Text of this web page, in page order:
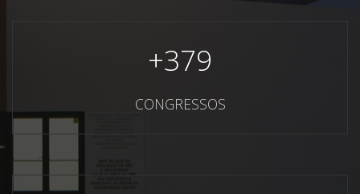
+379
CONGRESSOS